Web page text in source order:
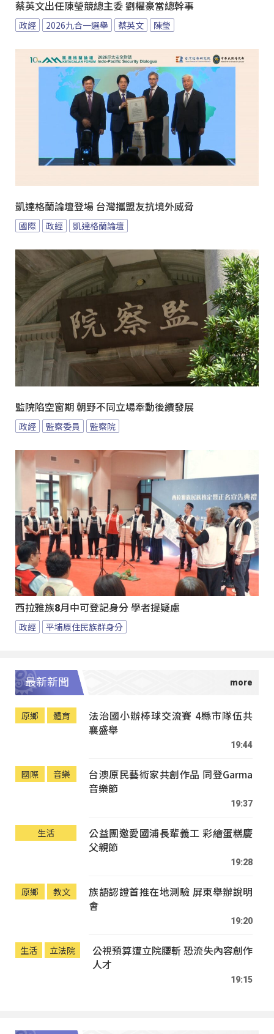
蔡英文出任陳瑩競總主委 劉櫂豪當總幹事
政經 2026九合一選舉 蔡英文 陳瑩
凱達格蘭論壇登場 台灣攜盟友抗境外威脅
國際 政經 凱達格蘭論壇
監院陷空窗期 朝野不同立場牽動後續發展
政經 監察委員 監察院
西拉雅族8月中可登記身分 學者提疑慮
政經 平埔原住民族群身分
最新新聞
原鄉 體育
法治國小辦棒球交流賽 4縣市隊伍共
襄盛舉
19:44
國際 音樂
台澳原民藝術家共創作品 同登Garma
音樂節
19:37
生活
公益團邀愛國浦長輩義工 彩繪蛋糕慶
父親節
19:28
原鄉 教文
族語認證首推在地測驗 屏東舉辦說明
會
19:20
生活 立法院
公視預算遭立院腰斬 恐流失內容創作
人才
19:15